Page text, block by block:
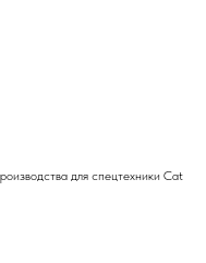
для спецтехники Cat